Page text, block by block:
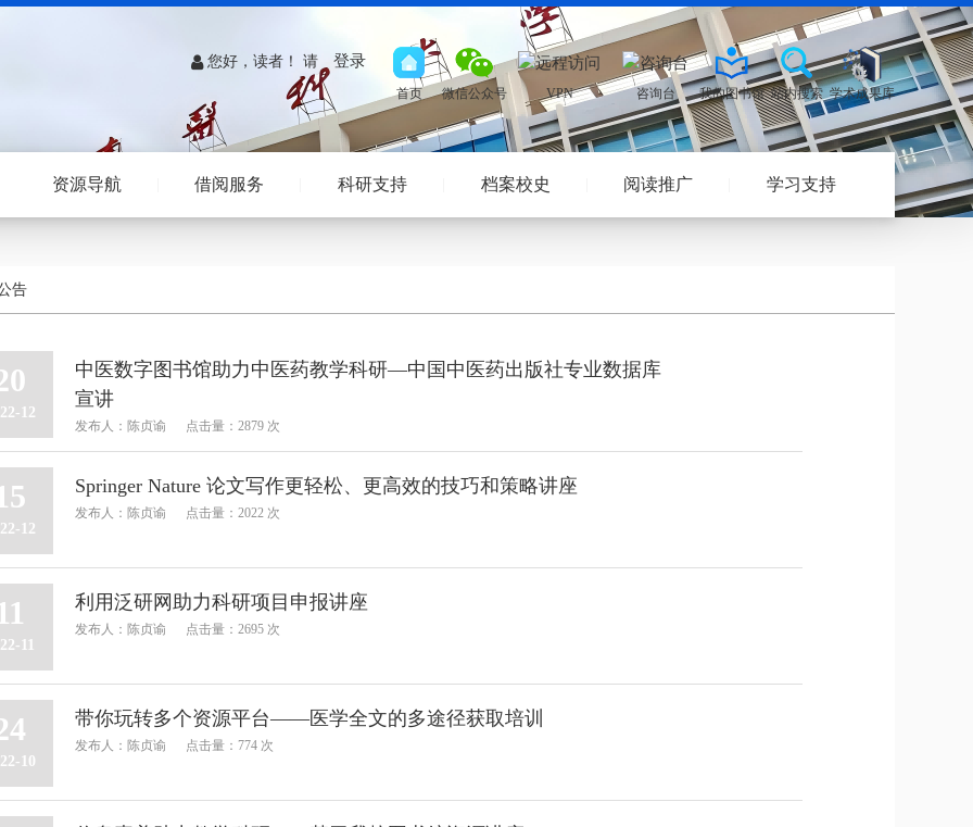
您好，读者！ 请 登录
资源导航 借阅服务 科研支持 档案校史 阅读推广 学习支持
告
中医数字图书馆助力中医药教学科研—中国中医药出版社专业数据库
宣讲
发布人：陈贞谕 点击量：2879 次
12
Springer Nature 论文写作更轻松、更高效的技巧和策略讲座
发布人：陈贞谕 点击量：2022 次
12
利用泛研网助力科研项目申报讲座
发布人：陈贞谕 点击量：2695 次
11
带你玩转多个资源平台——医学全文的多途径获取培训
发布人：陈贞谕 点击量：774 次
10